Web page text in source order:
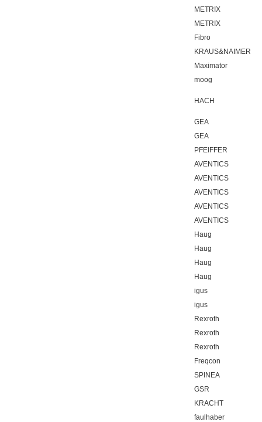
METRIX
METRIX
Fibro
KRAUS&NAIMER
Maximator
moog
HACH
GEA
GEA
PFEIFFER
AVENTICS
AVENTICS
AVENTICS
AVENTICS
AVENTICS
Haug
Haug
Haug
Haug
igus
igus
Rexroth
Rexroth
Rexroth
Freqcon
SPINEA
GSR
KRACHT
faulhaber